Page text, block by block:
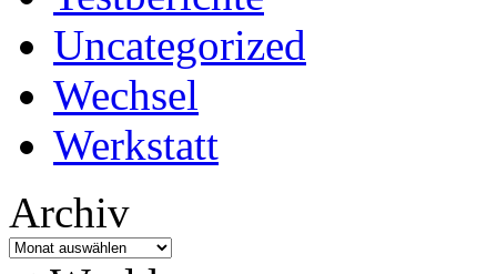
Uncategorized
Wechsel
Werkstatt
Archiv
Archiv